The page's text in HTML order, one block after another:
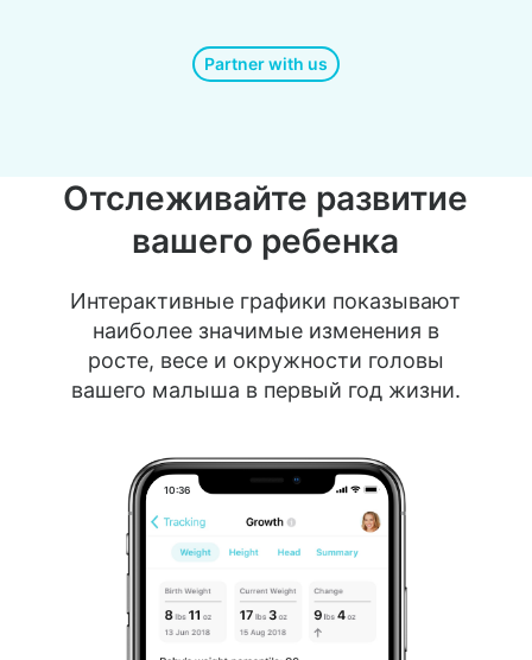
Partner with us
Отслеживайте развитие
вашего ребенка
Интерактивные графики показывают
наиболее значимые изменения в
росте, весе и окружности головы
вашего малыша в первый год жизни.
10:36